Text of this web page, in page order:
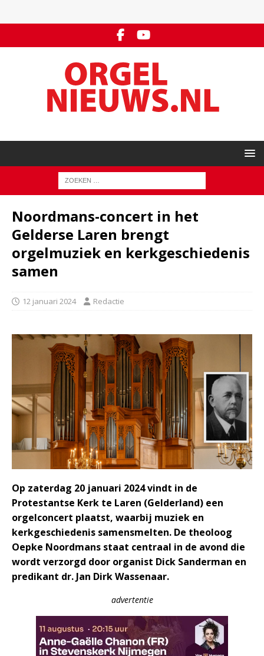
Noordmans-concert in het
Gelderse Laren brengt
orgelmuziek en kerkgeschiedenis
samen
12 januari 2024 Redactie
Op zaterdag 20 januari 2024 vindt in de
Protestantse Kerk te Laren (Gelderland) een
orgelconcert plaatst, waarbij muziek en
kerkgeschiedenis samensmelten. De theoloog
Oepke Noordmans staat centraal in de avond die
wordt verzorgd door organist Dick Sanderman en
predikant dr. Jan Dirk Wassenaar.
advertentie